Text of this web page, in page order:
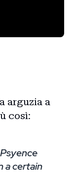
arguzia a
così:
a certain